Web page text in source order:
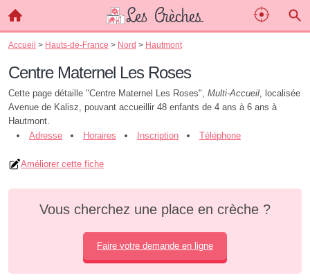
Accueil > Hauts-de-France > Nord > Hautmont
Centre Maternel Les Roses
Cette page détaille "Centre Maternel Les Roses", Multi-Accueil, localisée
Avenue de Kalisz, pouvant accueillir 48 enfants de 4 ans à 6 ans à
Hautmont.
Adresse
Horaires Inscription Téléphone
Améliorer cette fiche
Vous cherchez une place en crèche ?
Faire votre demande en ligne